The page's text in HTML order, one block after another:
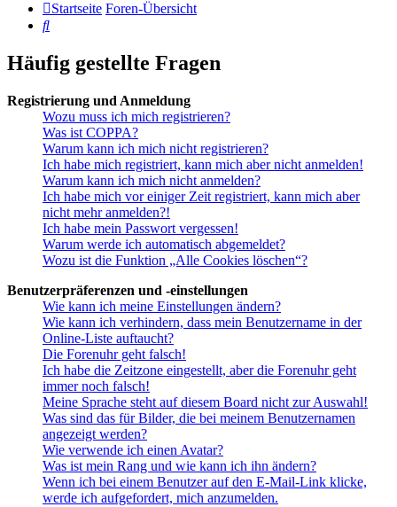
Startseite Foren-Übersicht
Suche
Häufig gestellte Fragen
Registrierung und Anmeldung
Wozu muss ich mich registrieren?
Was ist COPPA?
Warum kann ich mich nicht registrieren?
Ich habe mich registriert, kann mich aber nicht anmelden!
Warum kann ich mich nicht anmelden?
Ich habe mich vor einiger Zeit registriert, kann mich aber
nicht mehr anmelden?!
Ich habe mein Passwort vergessen!
Warum werde ich automatisch abgemeldet?
Wozu ist die Funktion „Alle Cookies löschen“?
Benutzerpräferenzen und -einstellungen
Wie kann ich meine Einstellungen ändern?
Wie kann ich verhindern, dass mein Benutzername in der
Online-Liste auftaucht?
Die Forenuhr geht falsch!
Ich habe die Zeitzone eingestellt, aber die Forenuhr geht
immer noch falsch!
Meine Sprache steht auf diesem Board nicht zur Auswahl!
Was sind das für Bilder, die bei meinem Benutzernamen
angezeigt werden?
Wie verwende ich einen Avatar?
Was ist mein Rang und wie kann ich ihn ändern?
Wenn ich bei einem Benutzer auf den E-Mail-Link klicke,
werde ich aufgefordert, mich anzumelden.